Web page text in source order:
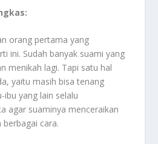
orang pertama yang
ini. Sudah banyak suami yang
menikah lagi. Tapi satu hal
yaitu masih bisa tenang
ibu yang lain selalu
agar suaminya menceraikan
cara.